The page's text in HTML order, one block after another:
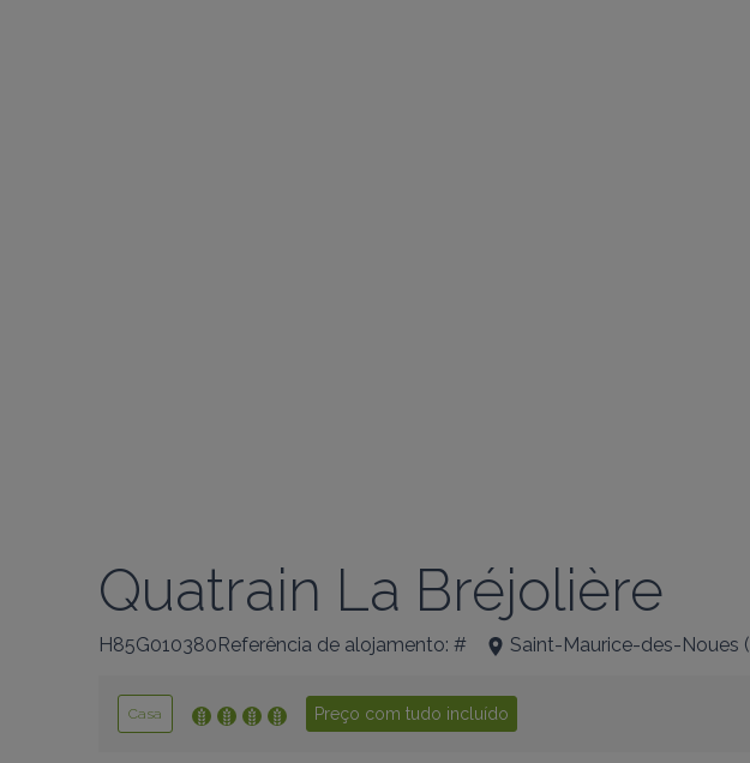
Quatrain La Bréjolière
H85G010380Referência de alojamento: # Saint-Maurice-des-Noues (
Casa Preço com tudo incluído